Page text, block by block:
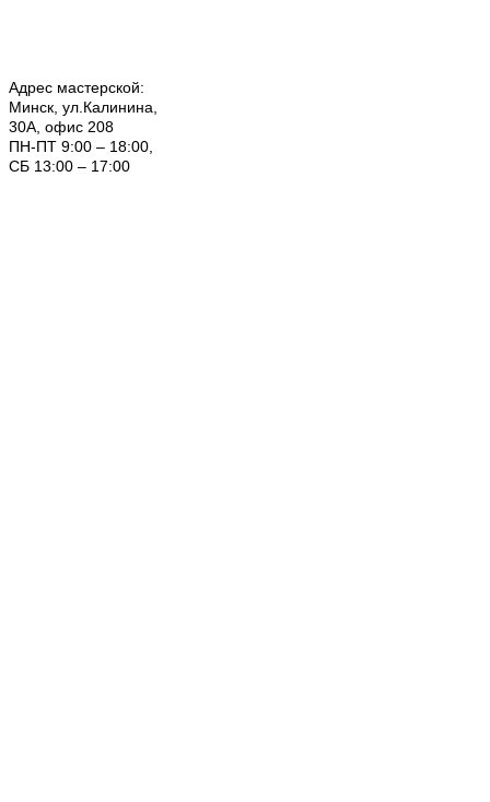
Адрес мастерской:
Минск, ул.Калинина,
30А, офис 208
ПН-ПТ 9:00 – 18:00,
СБ 13:00 – 17:00